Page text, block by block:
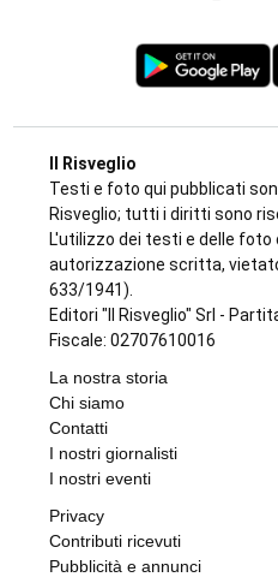
Il Risveglio
Testi e foto qui pubblicati
Risveglio; tutti i diritti sono
L'utilizzo dei testi e delle foto
autorizzazione scritta,
633/1941).
Editori "Il Risveglio" Srl -
Fiscale: 02707610016
La nostra storia
Chi siamo
Contatti
I nostri giornalisti
I nostri eventi
Privacy
Contributi ricevuti
Pubblicità e annunci